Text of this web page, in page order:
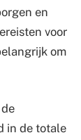
en
voor
om
in de totale